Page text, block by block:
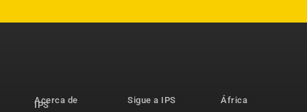
Acerca de
IPS
Sigue a IPS
África